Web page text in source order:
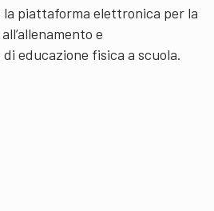
la piattaforma elettronica per la
e
di educazione fisica a scuola.